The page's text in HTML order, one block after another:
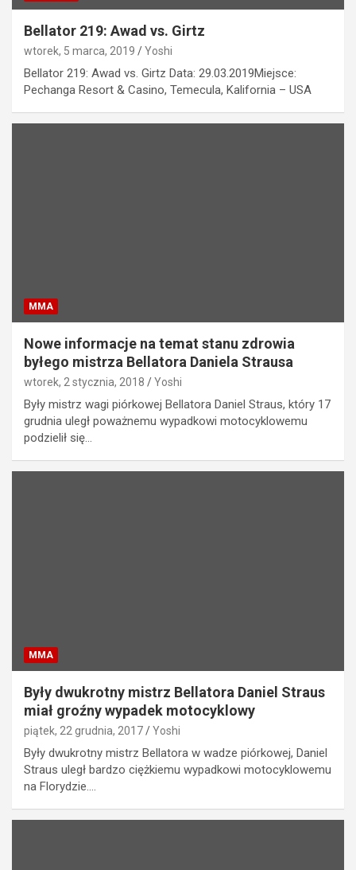
Bellator 219: Awad vs. Girtz
wtorek, 5 marca, 2019 Yoshi
Bellator 219: Awad vs. Girtz Data: 29.03.2019Miejsce:
Pechanga Resort & Casino, Temecula, Kalifornia – USA
MMA
Nowe informacje na temat stanu zdrowia
byłego mistrza Bellatora Daniela Strausa
wtorek, 2 stycznia, 2018 Yoshi
Były mistrz wagi piórkowej Bellatora Daniel Straus, który 17
grudnia uległ poważnemu wypadkowi motocyklowemu
podzielił się…
MMA
Były dwukrotny mistrz Bellatora Daniel Straus
miał groźny wypadek motocyklowy
piątek, 22 grudnia, 2017 Yoshi
Były dwukrotny mistrz Bellatora w wadze piórkowej, Daniel
Straus uległ bardzo ciężkiemu wypadkowi motocyklowemu
na Florydzie.…